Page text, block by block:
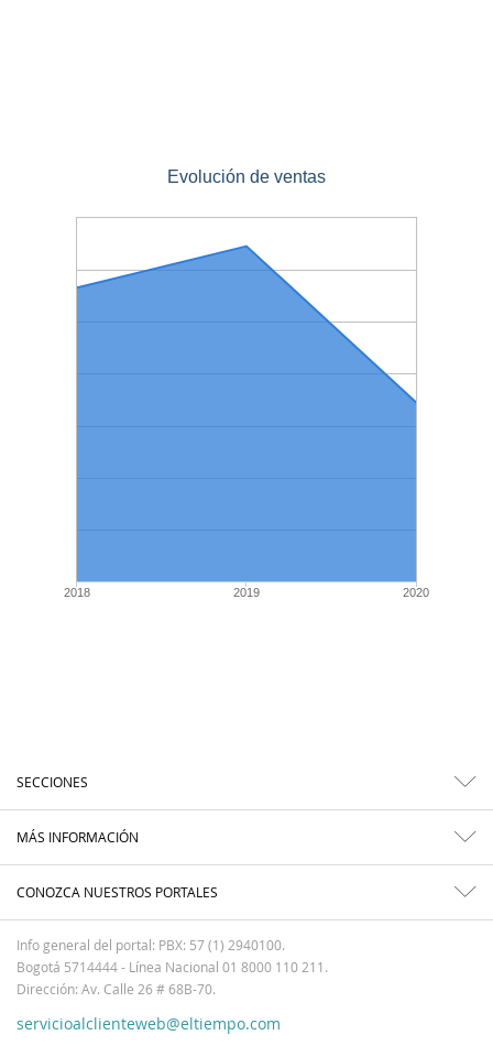
Evolución de ventas
2018 2019 2020
SECCIONES
MÁS INFORMACIÓN
CONOZCA NUESTROS PORTALES
Info general del portal: PBX: 57 (1) 2940100.
Bogotá 5714444 - Línea Nacional 01 8000 110 211.
Dirección: Av. Calle 26 # 68B-70.
servicioalclienteweb@eltiempo.com